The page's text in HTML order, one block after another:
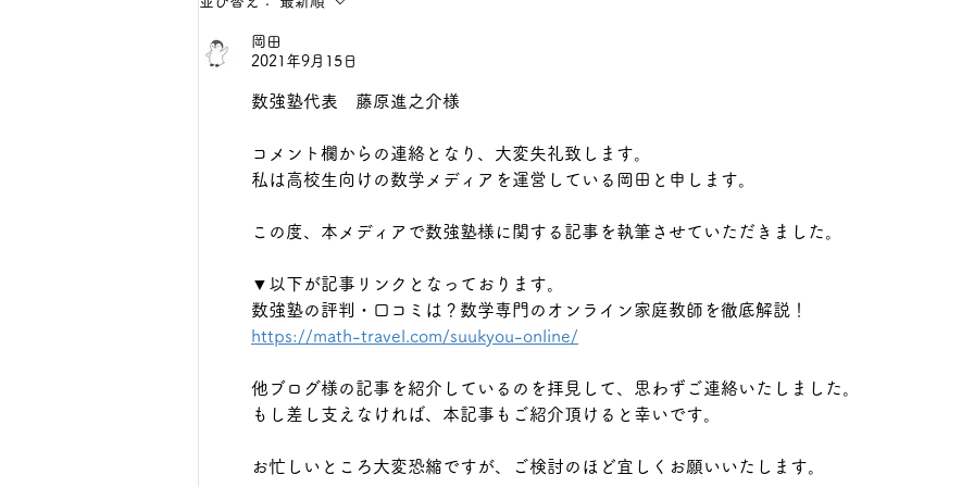
時間、本人の困り方を事実として
共有する」です。結論から言え
ば、問題や授業を増やす前に、判
ことが大切です。 「数学 無料相
談 保護者」と検索する段階で
致していないことがあります。直
切です。 「中3 数学 危機感な
い」と検索する段階では、不安の
いことがあります。直近の答案、
完
岡田
2021年9月15日
数強塾代表　藤原進之介様
コメント欄からの連絡となり、大変失礼致します。
私は高校生向けの数学メディアを運営している岡田と申します。
この度、本メディアで数強塾様に関する記事を執筆させていただきました。
▼以下が記事リンクとなっております。
数強塾の評判・口コミは？数学専門のオンライン家庭教師を徹底解説！
https://math-travel.com/suukyou-online/
他ブログ様の記事を紹介しているのを拝見して、思わずご連絡いたしました。
もし差し支えなければ、本記事もご紹介頂けると幸いです。
お忙しいところ大変恐縮ですが、ご検討のほど宜しくお願いいたします。